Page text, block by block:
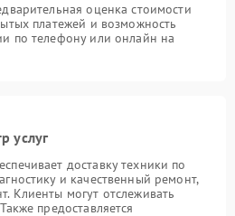
оценка стоимости
платежей и возможность
по телефону или онлайн на
услуг
доставку техники по
и качественный ремонт,
Клиенты могут отслеживать
предоставляется